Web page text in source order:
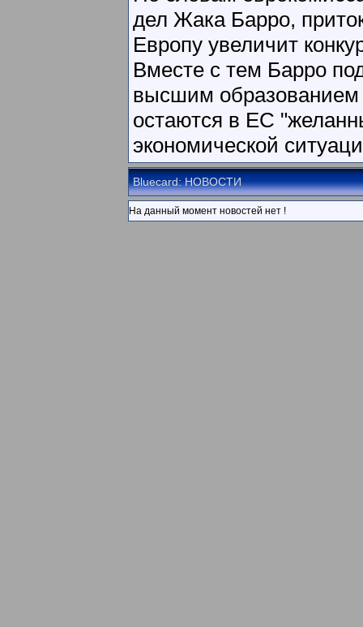
дел Жака Барро,
Европу увеличит
Вместе с тем Барро
высшим образованием
остаются в ЕС
экономической
Bluecard: НОВОСТИ
На данный момент новостей нет !